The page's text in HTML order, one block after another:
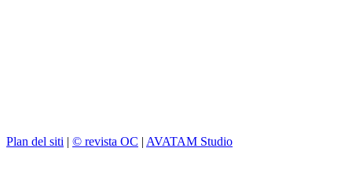
Plan del siti | © revista OC | AVATAM Studio